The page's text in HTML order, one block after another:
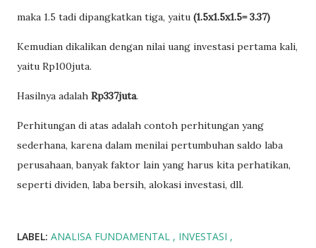
maka 1.5 tadi dipangkatkan tiga, yaitu (1.5x1.5x1.5= 3.37)
Kemudian dikalikan dengan nilai uang investasi pertama kali,
yaitu Rp100juta.
Hasilnya adalah Rp337juta.
Perhitungan di atas adalah contoh perhitungan yang
sederhana, karena dalam menilai pertumbuhan saldo laba
perusahaan, banyak faktor lain yang harus kita perhatikan,
seperti dividen, laba bersih, alokasi investasi, dll.
LABEL: ANALISA FUNDAMENTAL
INVESTASI